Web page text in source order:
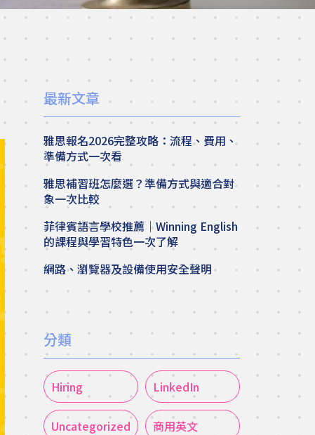
最新文章
雅思報名2026完整攻略：流程、費用、
準備方式一次看
雅思補習班怎麼選？準備方式與適合對
象一次比較
菲律賓語言學校推薦｜Winning English
的課程與學習特色一次了解
網路、瀏覽器及設備使用安全聲明
分類
Hiring LinkedIn
Uncategorized 商用英文